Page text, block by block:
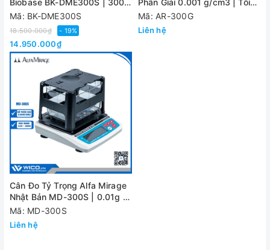
Biobase BK-DME300S | 300
Gram
Mã: BK-DME300S
18.500.000₫ - 19%
14.950.000₫
Phân Giải 0.001 g/cm3 | Tối
Đa 300g
Mã: AR-300G
Liên hệ
Cân Đo Tỷ Trọng Alfa Mirage
Nhật Bản MD-300S | 0.01g -
300g
Mã: MD-300S
Liên hệ